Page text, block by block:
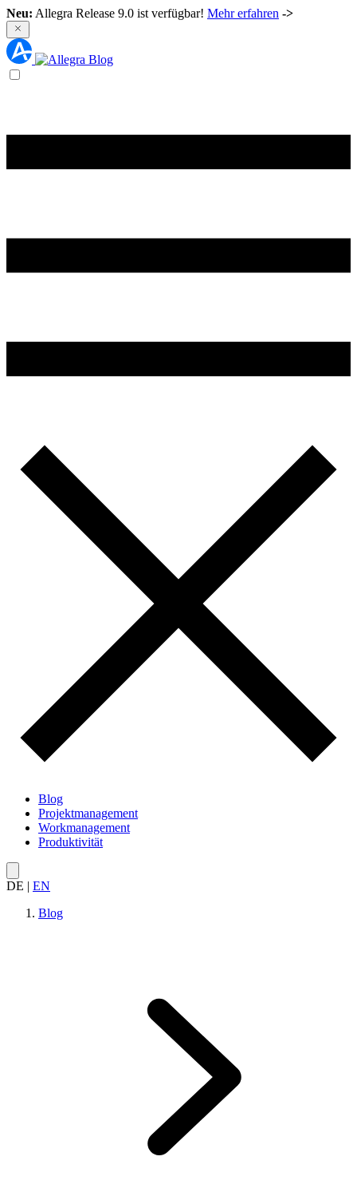
Neu: Allegra Release 9.0 ist verfügbar! Mehr erfahren ->
Blog
Projektmanagement
Workmanagement
Produktivität
DE | EN
Blog